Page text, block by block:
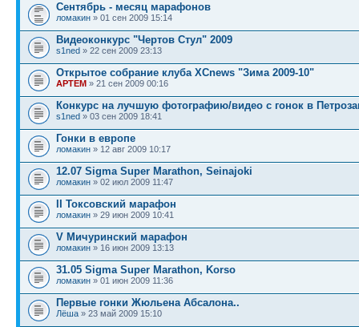
Сентябрь - месяц марафонов
ломакин » 01 сен 2009 15:14
Видеоконкурс "Чертов Стул" 2009
s1ned » 22 сен 2009 23:13
Открытое собрание клуба XCnews "Зима 2009-10"
APTEM » 21 сен 2009 00:16
Конкурс на лучшую фотографию/видео с гонок в
s1ned » 03 сен 2009 18:41
Гонки в европе
ломакин » 12 авг 2009 10:17
12.07 Sigma Super Marathon, Seinajoki
ломакин » 02 июл 2009 11:47
II Токсовский марафон
ломакин » 29 июн 2009 10:41
V Мичуринский марафон
ломакин » 16 июн 2009 13:13
31.05 Sigma Super Marathon, Korso
ломакин » 01 июн 2009 11:36
Первые гонки Жюльена Абсалона..
Лёша » 23 май 2009 15:10